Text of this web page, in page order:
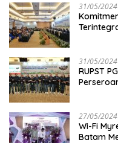
31/05/2024
31/05/2024
RUPST
27/05/2024
Wi-Fi
Batam